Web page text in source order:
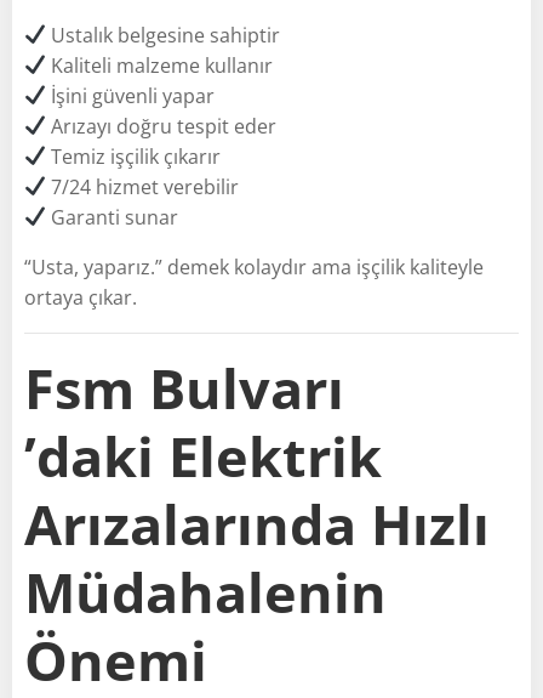
Ustalık belgesine sahiptir
Kaliteli malzeme kullanır
İşini güvenli yapar
Arızayı doğru tespit eder
Temiz işçilik çıkarır
7/24 hizmet verebilir
Garanti sunar
“Usta, yaparız.” demek kolaydır ama işçilik kaliteyle
ortaya çıkar.
Fsm Bulvarı
’daki Elektrik
Arızalarında Hızlı
Müdahalenin
Önemi